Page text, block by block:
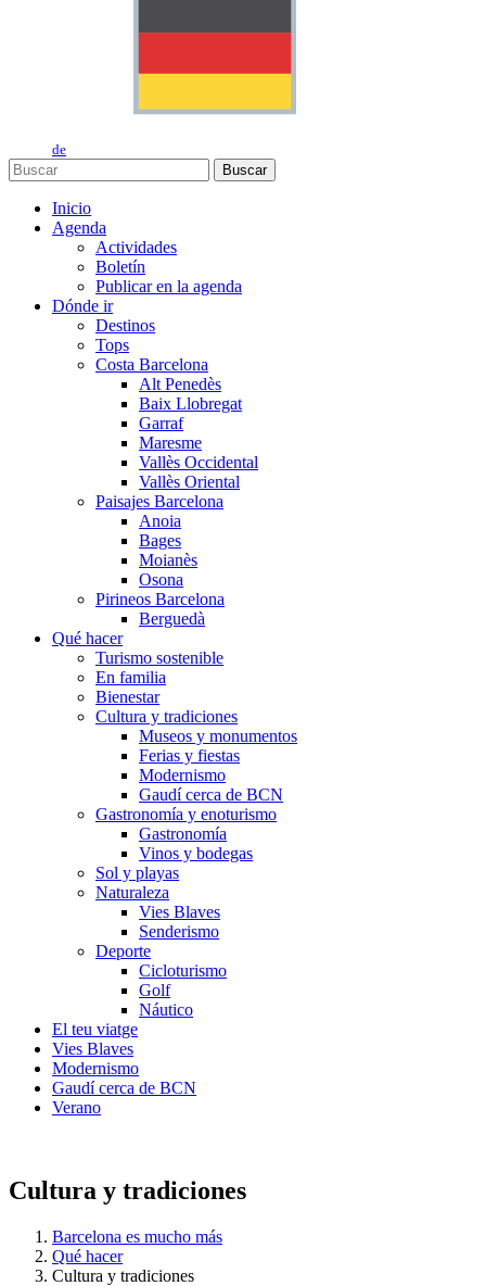
de
Buscar
Inicio
Agenda
Actividades
Boletín
Publicar en la agenda
Dónde ir
Destinos
Tops
Costa Barcelona
Alt Penedès
Baix Llobregat
Garraf
Maresme
Vallès Occidental
Vallès Oriental
Paisajes Barcelona
Anoia
Bages
Moianès
Osona
Pirineos Barcelona
Berguedà
Qué hacer
Turismo sostenible
En familia
Bienestar
Cultura y tradiciones
Museos y monumentos
Ferias y fiestas
Modernismo
Gaudí cerca de BCN
Gastronomía y enoturismo
Gastronomía
Vinos y bodegas
Sol y playas
Naturaleza
Vies Blaves
Senderismo
Deporte
Cicloturismo
Golf
Náutico
El teu viatge
Vies Blaves
Modernismo
Gaudí cerca de BCN
Verano
Cultura y tradiciones
Barcelona es mucho más
Qué hacer
Cultura y tradiciones